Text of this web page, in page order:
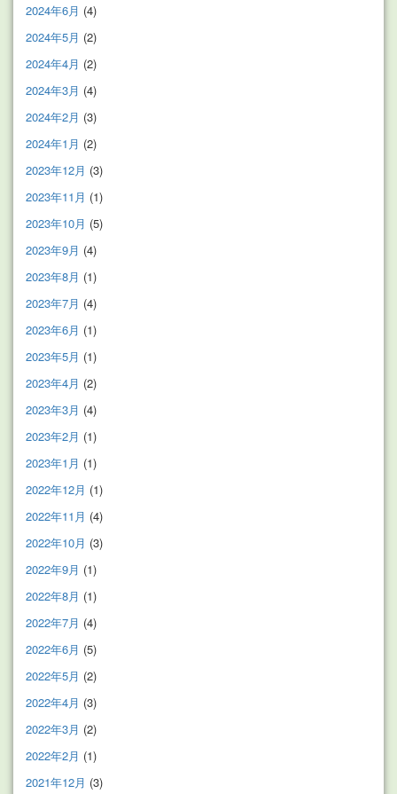
2024年6月 (4)
2024年5月 (2)
2024年4月 (2)
2024年3月 (4)
2024年2月 (3)
2024年1月 (2)
2023年12月 (3)
2023年11月 (1)
2023年10月 (5)
2023年9月 (4)
2023年8月 (1)
2023年7月 (4)
2023年6月 (1)
2023年5月 (1)
2023年4月 (2)
2023年3月 (4)
2023年2月 (1)
2023年1月 (1)
2022年12月 (1)
2022年11月 (4)
2022年10月 (3)
2022年9月 (1)
2022年8月 (1)
2022年7月 (4)
2022年6月 (5)
2022年5月 (2)
2022年4月 (3)
2022年3月 (2)
2022年2月 (1)
2021年12月 (3)